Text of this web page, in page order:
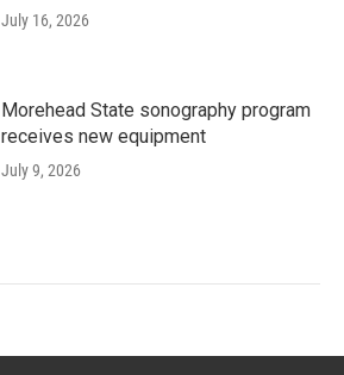
July 16, 2026
Morehead State sonography program
receives new equipment
July 9, 2026